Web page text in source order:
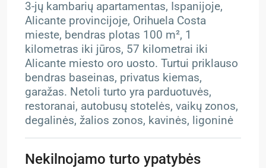
3-jų kambarių apartamentas, Ispanijoje,
Alicante provincijoje, Orihuela Costa
mieste, bendras plotas 100 m², 1
kilometras iki jūros, 57 kilometrai iki
Alicante miesto oro uosto. Turtui priklauso
bendras baseinas, privatus kiemas,
garažas. Netoli turto yra parduotuvės,
restoranai, autobusų stotelės, vaikų zonos,
degalinės, žalios zonos, kavinės, ligoninė
Nekilnojamo turto ypatybės